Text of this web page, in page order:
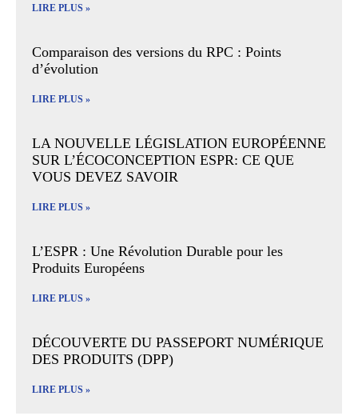
LIRE PLUS »
Comparaison des versions du RPC : Points
d’évolution
LIRE PLUS »
LA NOUVELLE LÉGISLATION EUROPÉENNE
SUR L’ÉCOCONCEPTION ESPR: CE QUE
VOUS DEVEZ SAVOIR
LIRE PLUS »
L’ESPR : Une Révolution Durable pour les
Produits Européens
LIRE PLUS »
DÉCOUVERTE DU PASSEPORT NUMÉRIQUE
DES PRODUITS (DPP)
LIRE PLUS »